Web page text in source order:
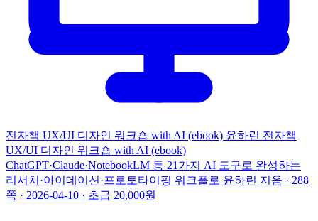
전자책 UX/UI 디자인 워크숍 with AI (ebook) 윤하린 전자책
UX/UI 디자인 워크숍 with AI (ebook)
ChatGPT·Claude·NotebookLM 등 21가지 AI 도구로 완성하는
리서치·아이데이션·프로토타이핑 워크플로 윤하린 지음 · 288
쪽 · 2026-04-10 · 초급 20,000원